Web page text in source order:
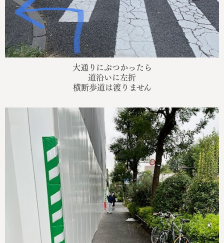
大通りにぶつかったら
道沿いに左折
横断歩道は渡りません